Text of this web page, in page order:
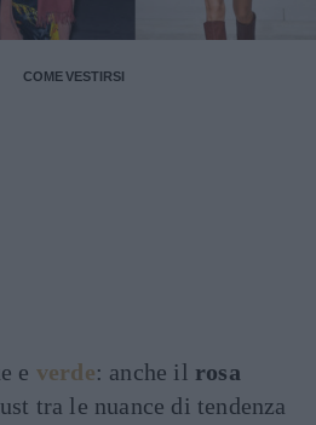
COME VESTIRSI
e verde: anche il rosa
tra le nuance di tendenza